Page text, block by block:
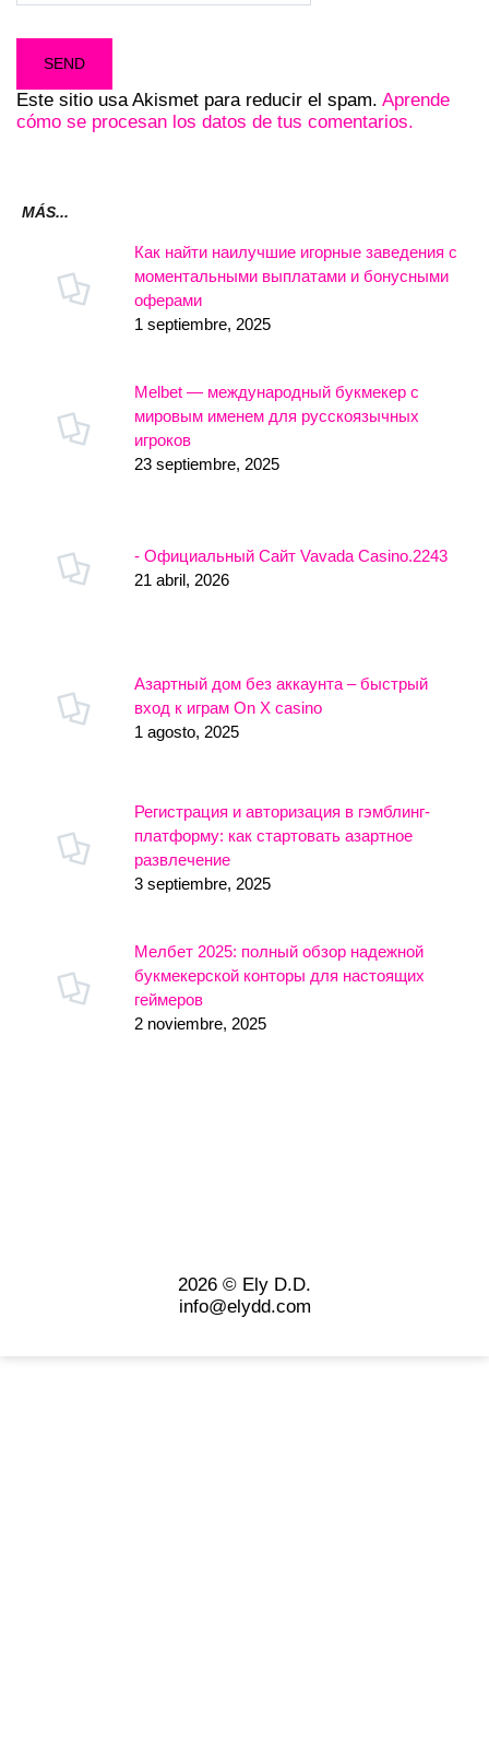
Este sitio usa Akismet para reducir el spam. Aprende
cómo se procesan los datos de tus comentarios.
MÁS...
Как найти наилучшие игорные заведения с
моментальными выплатами и бонусными
оферами
1 septiembre, 2025
Melbet — международный букмекер с
мировым именем для русскоязычных
игроков
23 septiembre, 2025
- Официальный Сайт Vavada Casino.2243
21 abril, 2026
Азартный дом без аккаунта – быстрый
вход к играм On X casino
1 agosto, 2025
Регистрация и авторизация в гэмблинг-
платформу: как стартовать азартное
развлечение
3 septiembre, 2025
Мелбет 2025: полный обзор надежной
букмекерской конторы для настоящих
геймеров
2 noviembre, 2025
2026 © Ely D.D.
info@elydd.com